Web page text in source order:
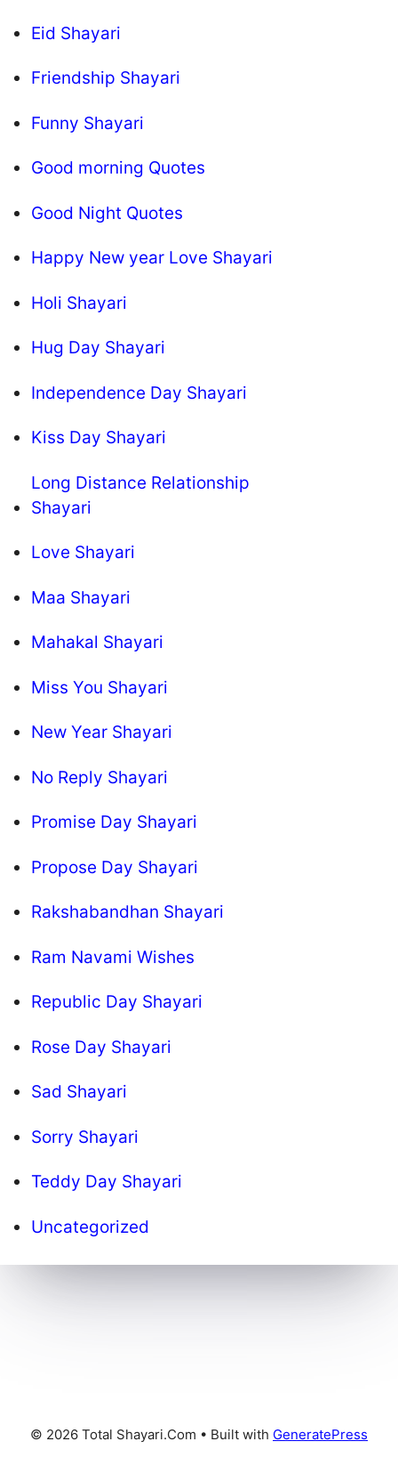
Eid Shayari
Friendship Shayari
Funny Shayari
Good morning Quotes
Good Night Quotes
Happy New year Love Shayari
Holi Shayari
Hug Day Shayari
Independence Day Shayari
Kiss Day Shayari
Long Distance Relationship
Shayari
Love Shayari
Maa Shayari
Mahakal Shayari
Miss You Shayari
New Year Shayari
No Reply Shayari
Promise Day Shayari
Propose Day Shayari
Rakshabandhan Shayari
Ram Navami Wishes
Republic Day Shayari
Rose Day Shayari
Sad Shayari
Sorry Shayari
Teddy Day Shayari
Uncategorized
© 2026 Total Shayari.Com • Built with GeneratePress